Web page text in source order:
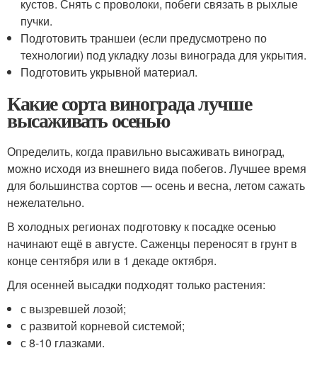
кустов. Снять с проволоки, побеги связать в рыхлые
пучки.
Подготовить траншеи (если предусмотрено по
технологии) под укладку лозы винограда для укрытия.
Подготовить укрывной материал.
Какие сорта винограда лучше
высаживать осенью
Определить, когда правильно высаживать виноград,
можно исходя из внешнего вида побегов. Лучшее время
для большинства сортов — осень и весна, летом сажать
нежелательно.
В холодных регионах подготовку к посадке осенью
начинают ещё в августе. Саженцы переносят в грунт в
конце сентября или в 1 декаде октября.
Для осенней высадки подходят только растения:
с вызревшей лозой;
с развитой корневой системой;
с 8-10 глазками.